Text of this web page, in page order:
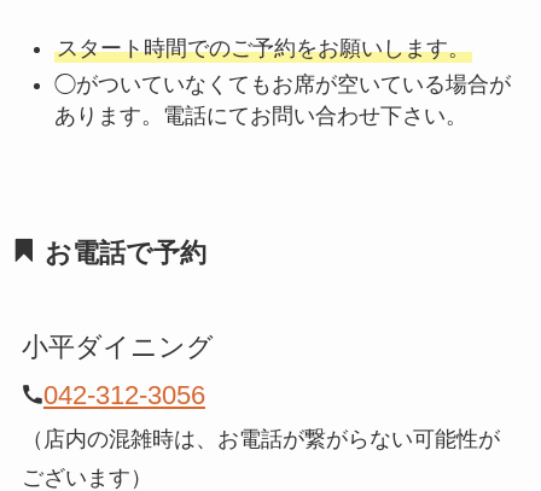
スタート時間でのご予約をお願いします。
◯がついていなくてもお席が空いている場合が
あります。電話にてお問い合わせ下さい。
お電話で予約
小平ダイニング
042-312-3056
（店内の混雑時は、お電話が繋がらない可能性が
ございます）